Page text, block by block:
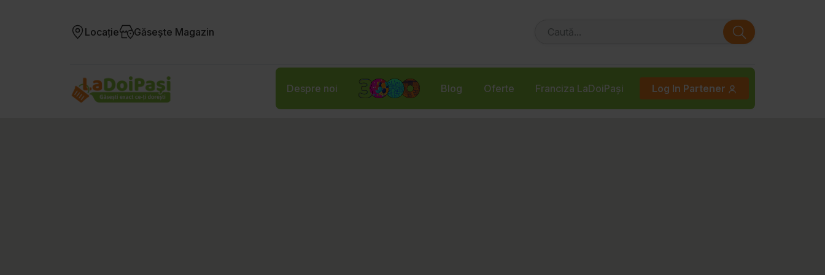
Locație Găsește Magazin
Despre noi Blog Oferte Franciza LaDoiPași Log In Partener